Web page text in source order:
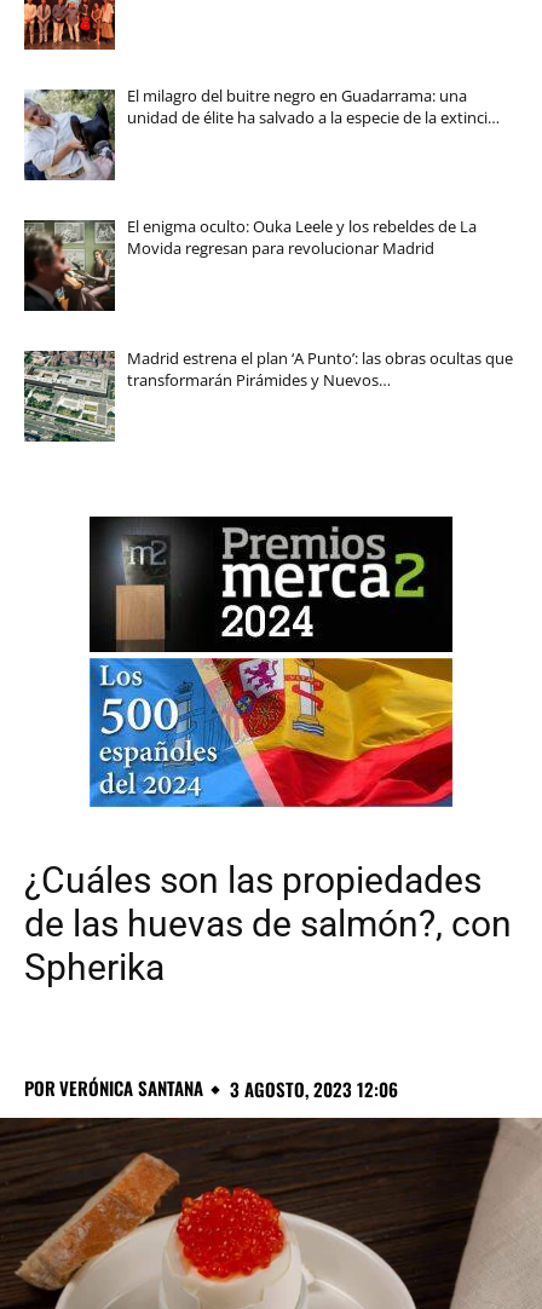
El milagro del buitre negro en Guadarrama: una
unidad de élite ha salvado a la especie de la extinci…
El enigma oculto: Ouka Leele y los rebeldes de La
Movida regresan para revolucionar Madrid
Madrid estrena el plan ‘A Punto’: las obras ocultas que
transformarán Pirámides y Nuevos…
¿Cuáles son las propiedades
de las huevas de salmón?, con
Spherika
PORVERÓNICA SANTANA 3 AGOSTO, 2023 12:06